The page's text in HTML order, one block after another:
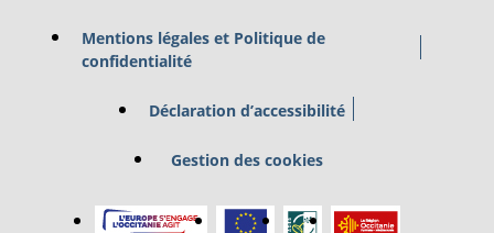
Mentions légales et Politique de
confidentialité
Déclaration d’accessibilité
Gestion des cookies